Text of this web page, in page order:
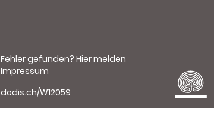
Fehler gefunden?Hier melden
Impressum
dodis.ch/W12059